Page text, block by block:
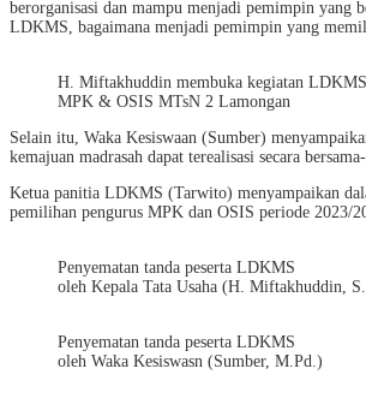
berorganisasi dan mampu menjadi pemimpin yang
LDKMS, bagaimana menjadi pemimpin yang
H. Miftakhuddin membuka kegiatan LDKMS
MPK & OSIS MTsN 2 Lamongan
Selain itu, Waka Kesiswaan (Sumber)
kemajuan madrasah dapat terealisasi secara bersama-
Ketua panitia LDKMS (Tarwito) menyampaikan
pemilihan pengurus MPK dan OSIS periode 2023/
Penyematan tanda peserta LDKMS
oleh Kepala Tata Usaha (H. Miftakhuddin,
Penyematan tanda peserta LDKMS
oleh Waka Kesiswasn (Sumber, M.Pd.)